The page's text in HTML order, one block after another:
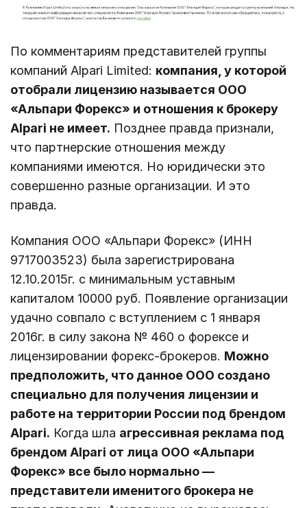
По комментариям представителей группы
компаний Alpari Limited: компания, у которой
отобрали лицензию называется ООО
«Альпари Форекс» и отношения к брокеру
Alpari не имеет. Позднее правда признали,
что партнерские отношения между
компаниями имеются. Но юридически это
совершенно разные организации. И это
правда.
Компания ООО «Альпари Форекс» (ИНН
9717003523) была зарегистрирована
12.10.2015г. с минимальным уставным
капиталом 10000 руб. Появление организации
удачно совпало с вступлением с 1 января
2016г. в силу закона № 460 о форексе и
лицензировании форекс-брокеров. Можно
предположить, что данное ООО создано
специально для получения лицензии и
работе на территории России под брендом
Alpari. Когда шла агрессивная реклама под
брендом Alpari от лица ООО «Альпари
Форекс» все было нормально —
представители именитого брокера не